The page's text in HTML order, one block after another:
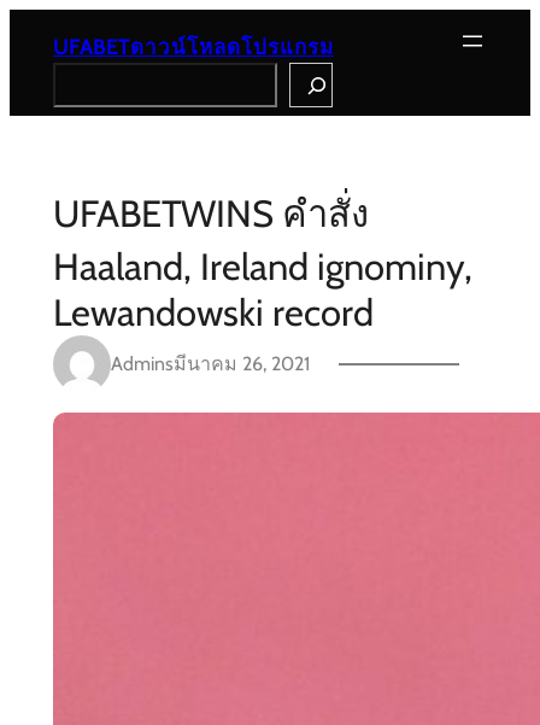
content
UFABETดาวน์โหลดโปรแกรม
UFABETWINS คำสั่ง
Haaland, Ireland ignominy,
Lewandowski record
Adminsมีนาคม 26, 2021